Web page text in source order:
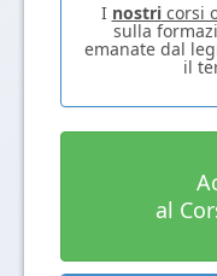
I nostricorsi
sulla
emanate dal
il
al